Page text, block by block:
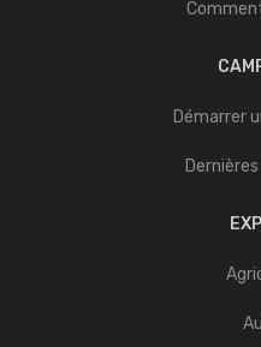
Démarrer